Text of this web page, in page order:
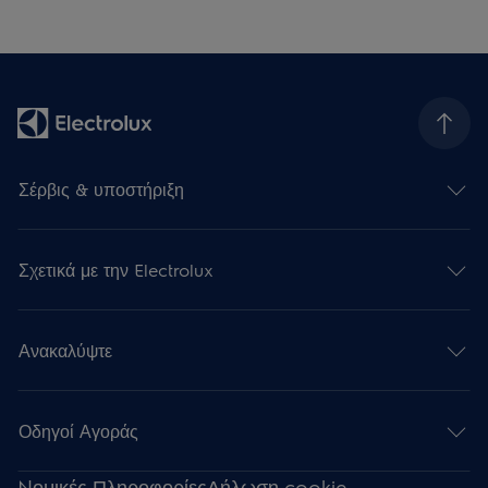
Σέρβις & υποστήριξη
Σχετικά με την Electrolux
Ανακαλύψτε
Οδηγοί Αγοράς